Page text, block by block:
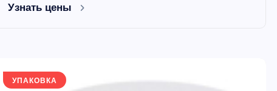
Узнать цены
УПАКОВКА